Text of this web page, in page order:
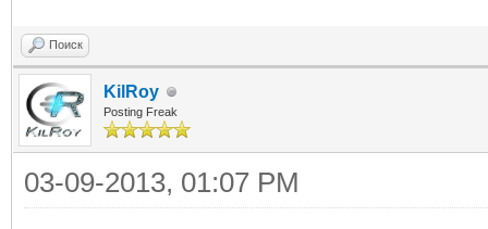
Поиск
KilRoy
Posting Freak
03-09-2013, 01:07 PM